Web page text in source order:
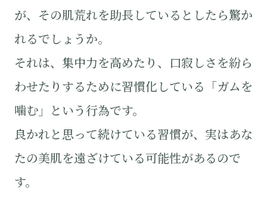
が、その肌荒れを助長しているとしたら驚か
れるでしょうか。
それは、集中力を高めたり、口寂しさを紛ら
わせたりするために習慣化している「ガムを
噛む」という行為です。
良かれと思って続けている習慣が、実はあな
たの美肌を遠ざけている可能性があるので
す。